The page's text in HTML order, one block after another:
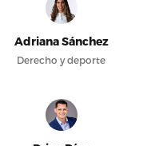
Adriana Sánchez
Derecho y deporte